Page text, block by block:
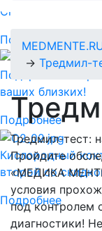
Спермограмма +
Подробнее
Подарочный
ваших близких!
Подробнее
Кислородный
второй со
Подробнее
→ Тредмил-
Тредмил-тест:
Пройдите
«МЕДИКА
условия
под контролем
диагностики!